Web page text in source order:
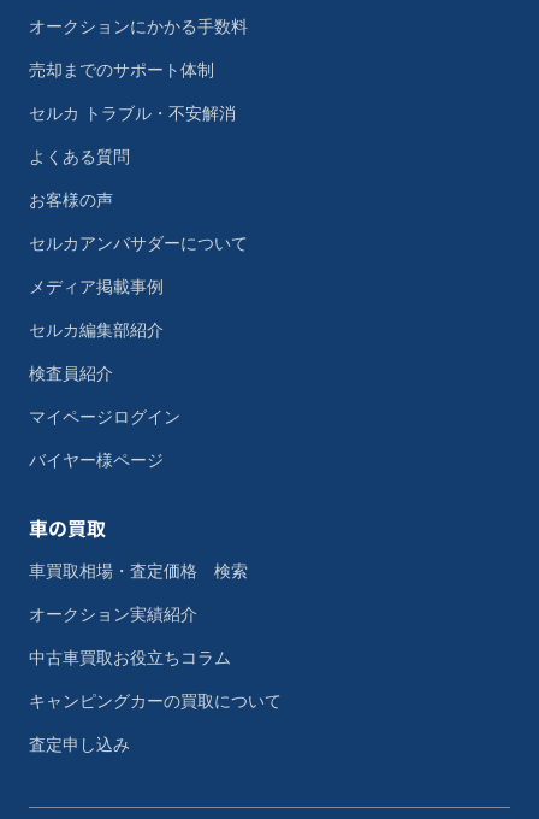
オークションにかかる手数料
売却までのサポート体制
セルカ トラブル・不安解消
よくある質問
お客様の声
セルカアンバサダーについて
メディア掲載事例
セルカ編集部紹介
検査員紹介
マイページログイン
バイヤー様ページ
車の買取
車買取相場・査定価格 検索
オークション実績紹介
中古車買取お役立ちコラム
キャンピングカーの買取について
査定申し込み